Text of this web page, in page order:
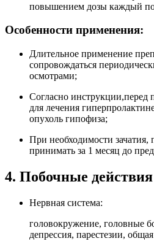
повышением дозы каждый
Особенности применения:
Длительное применение
сопровождаться
осмотрами;
Согласно инструкции,перед
для лечения
опухоль гипофиза;
При необходимости зачатия,
принимать за 1 месяц до
4. Побочные действия
Нервная система:
головокружение, головные
депрессия, парестезии,